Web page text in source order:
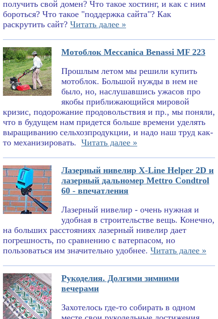
получить свой домен? Что такое хостинг, и как с ним
бороться? Что такое "поддержка сайта"? Как
раскрутить сайт? Читать далее »
Мотоблок Meccanica Benassi MF 223
Прошлым летом мы решили купить
мотоблок. Большой нужды в нем не
было, но, наслушавшись ужасов про
якобы приближающийся мировой
кризис, подорожание продовольствия и пр., мы поняли,
что в будущем нам придется больше времени уделять
выращиванию сельхозпродукции, и надо наш труд как-
то механизировать. Читать далее »
Лазерный нивелир X-Line Helper 2D и
лазерный дальномер Mettro Condtrol
60 - впечатления
Лазерный нивелир - очень нужная и
удобная в строительстве вещь. Конечно,
на больших расстояниях лазерный нивелир дает
погрешность, по сравнению с ватерпасом, но
пользоваться им значительно удобнее. Читать далее »
Рукоделия. Долгими зимними
вечерами
Захотелось где-то собирать в одном